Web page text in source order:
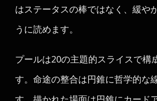
はステータスの棒ではなく、緩や
うに読めます。
プールは20の主題的スライスで構
す。命途の整合は円錐に哲学的な